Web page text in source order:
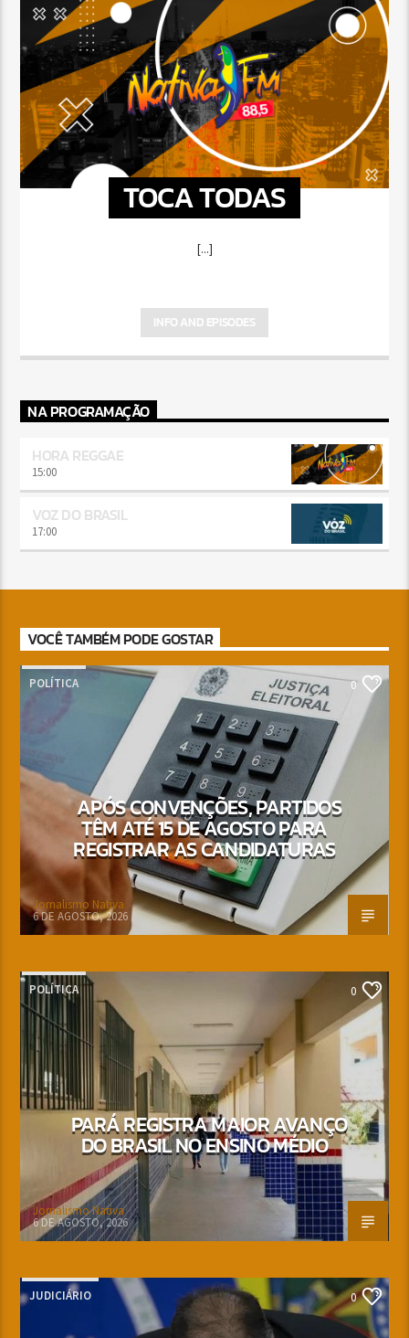
TOCA TODAS
[...]
INFO AND EPISODES
NA PROGRAMAÇÃO
HORA REGGAE
15:00
VOZ DO BRASIL
17:00
VOCÊ TAMBÉM PODE GOSTAR
POLÍTICA 0
APÓS CONVENÇÕES, PARTIDOS
TÊM ATÉ 15 DE AGOSTO PARA
REGISTRAR AS CANDIDATURAS
Jornalismo Nativa
6 DE AGOSTO, 2026
POLÍTICA 0
PARÁ REGISTRA MAIOR AVANÇO
DO BRASIL NO ENSINO MÉDIO
Jornalismo Nativa
6 DE AGOSTO, 2026
JUDICIÁRIO 0